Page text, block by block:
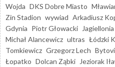
Wojda DKS Dobre Miasto
Zin Stadion wywiad Arkadiusz
Gdynia Piotr Głowacki
Michał Alancewicz ultras Łódzki
Tomkiewicz Grzegorz Lech
Łopatko Dolcan Ząbki Jeziorak